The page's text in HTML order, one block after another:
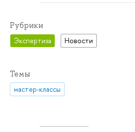
Рубрики
Экспертиза Новости
Темы
мастер-классы